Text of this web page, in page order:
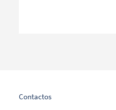
Contactos